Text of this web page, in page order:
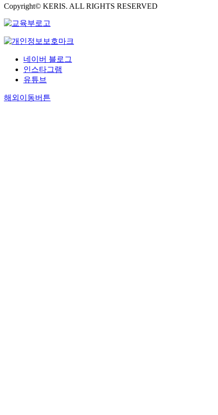
Copyright© KERIS. ALL RIGHTS RESERVED
네이버 블로그
인스타그램
유튜브
해외이동버튼